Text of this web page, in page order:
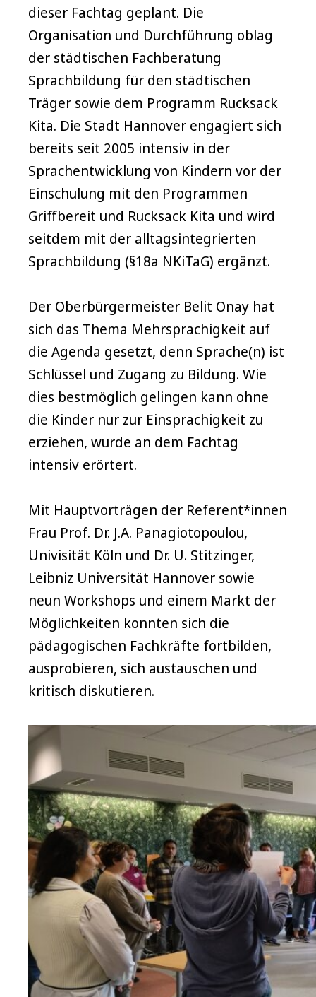
dieser Fachtag geplant. Die
Organisation und Durchführung oblag
der städtischen Fachberatung
Sprachbildung für den städtischen
Träger sowie dem Programm Rucksack
Kita. Die Stadt Hannover engagiert sich
bereits seit 2005 intensiv in der
Sprachentwicklung von Kindern vor der
Einschulung mit den Programmen
Griffbereit und Rucksack Kita und wird
seitdem mit der alltagsintegrierten
Sprachbildung (§18a NKiTaG) ergänzt.
Der Oberbürgermeister Belit Onay hat
sich das Thema Mehrsprachigkeit auf
die Agenda gesetzt, denn Sprache(n) ist
Schlüssel und Zugang zu Bildung. Wie
dies bestmöglich gelingen kann ohne
die Kinder nur zur Einsprachigkeit zu
erziehen, wurde an dem Fachtag
intensiv erörtert.
Mit Hauptvorträgen der Referent*innen
Frau Prof. Dr. J.A. Panagiotopoulou,
Univisität Köln und Dr. U. Stitzinger,
Leibniz Universität Hannover sowie
neun Workshops und einem Markt der
Möglichkeiten konnten sich die
pädagogischen Fachkräfte fortbilden,
ausprobieren, sich austauschen und
kritisch diskutieren.